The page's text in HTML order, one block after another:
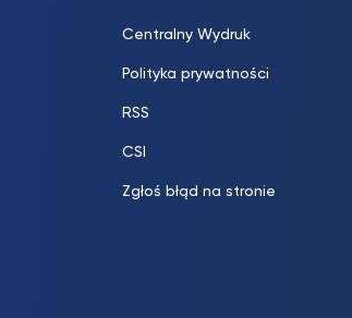
Centralny Wydruk
Polityka prywatności
RSS
CSI
Zgłoś błąd na stronie